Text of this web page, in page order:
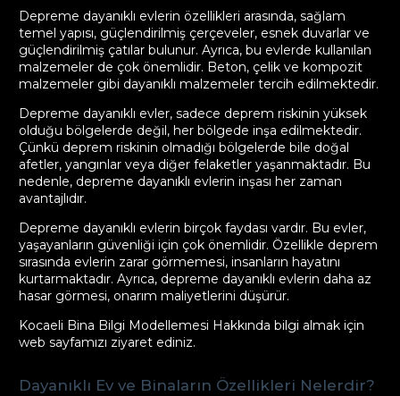
Depreme dayanıklı evlerin özellikleri arasında, sağlam
temel yapısı, güçlendirilmiş çerçeveler, esnek duvarlar ve
güçlendirilmiş çatılar bulunur. Ayrıca, bu evlerde kullanılan
malzemeler de çok önemlidir. Beton, çelik ve kompozit
malzemeler gibi dayanıklı malzemeler tercih edilmektedir.
Depreme dayanıklı evler, sadece deprem riskinin yüksek
olduğu bölgelerde değil, her bölgede inşa edilmektedir.
Çünkü deprem riskinin olmadığı bölgelerde bile doğal
afetler, yangınlar veya diğer felaketler yaşanmaktadır. Bu
nedenle, depreme dayanıklı evlerin inşası her zaman
avantajlıdır.
Depreme dayanıklı evlerin birçok faydası vardır. Bu evler,
yaşayanların güvenliği için çok önemlidir. Özellikle deprem
sırasında evlerin zarar görmemesi, insanların hayatını
kurtarmaktadır. Ayrıca, depreme dayanıklı evlerin daha az
hasar görmesi, onarım maliyetlerini düşürür.
Kocaeli Bina Bilgi Modellemesi Hakkında bilgi almak için
web sayfamızı ziyaret ediniz.
Dayanıklı Ev ve Binaların Özellikleri Nelerdir?